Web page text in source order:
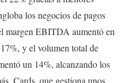
los negocios de pagos
margen EBITDA aumentó en
y el volumen total de
un 14%, alcanzando los
Cards, que gestiona unos